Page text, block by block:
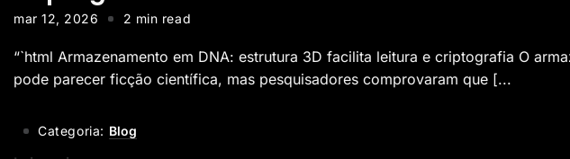
mar 12, 2026 2 min read
“`html Armazenamento em DNA: estrutura 3D facilita leitura e criptografia O
pode parecer ficção científica, mas pesquisadores comprovaram que [...
Categoria: Blog